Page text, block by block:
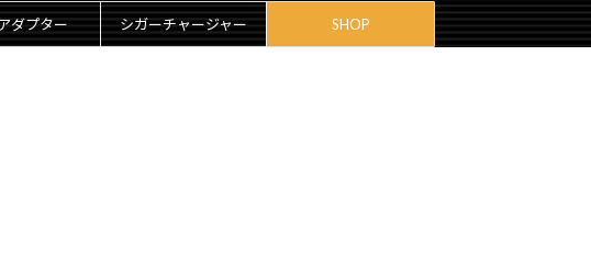
ダプター シガーチャージャー SHOP